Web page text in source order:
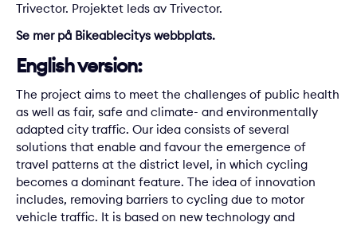
Trivector. Projektet leds av Trivector.
Se mer på Bikeablecitys webbplats.
English version:
The project aims to meet the challenges of public health
as well as fair, safe and climate- and environmentally
adapted city traffic. Our idea consists of several
solutions that enable and favour the emergence of
travel patterns at the district level, in which cycling
becomes a dominant feature. The idea of innovation
includes, removing barriers to cycling due to motor
vehicle traffic. It is based on new technology and